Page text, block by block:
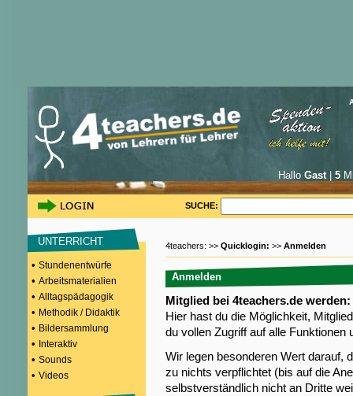
Hallo Gast| 5
SUCHE:
UNTERRICHT
• Stundenentwürfe
• Arbeitsmaterialien
• Alltagspädagogik
• Methodik / Didaktik
• Bildersammlung
• Interaktiv
• Sounds
• Videos
4teachers: >> Quicklogin: >> Anmelden
Anmelden
Mitglied bei 4teachers.de werden:
Hier hast du die Möglichkeit,
du vollen Zugriff auf alle Funktionen
Wir legen besonderen Wert darauf,
zu nichts verpflichtet (bis auf die
selbstverständlich nicht an Dritte